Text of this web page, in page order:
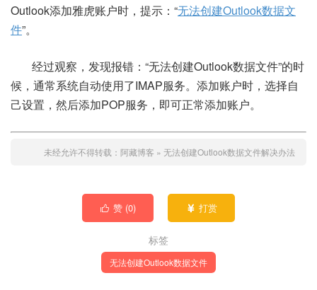
Outlook添加雅虎账户时，提示：“无法创建Outlook数据文
件”。
经过观察，发现报错：“无法创建Outlook数据文件”的时
候，通常系统自动使用了IMAP服务。添加账户时，选择自
己设置，然后添加POP服务，即可正常添加账户。
未经允许不得转载： 阿藏博客 » 无法创建Outlook数据文件解决办法
 赞 (0)  打赏
标签
无法创建Outlook数据文件